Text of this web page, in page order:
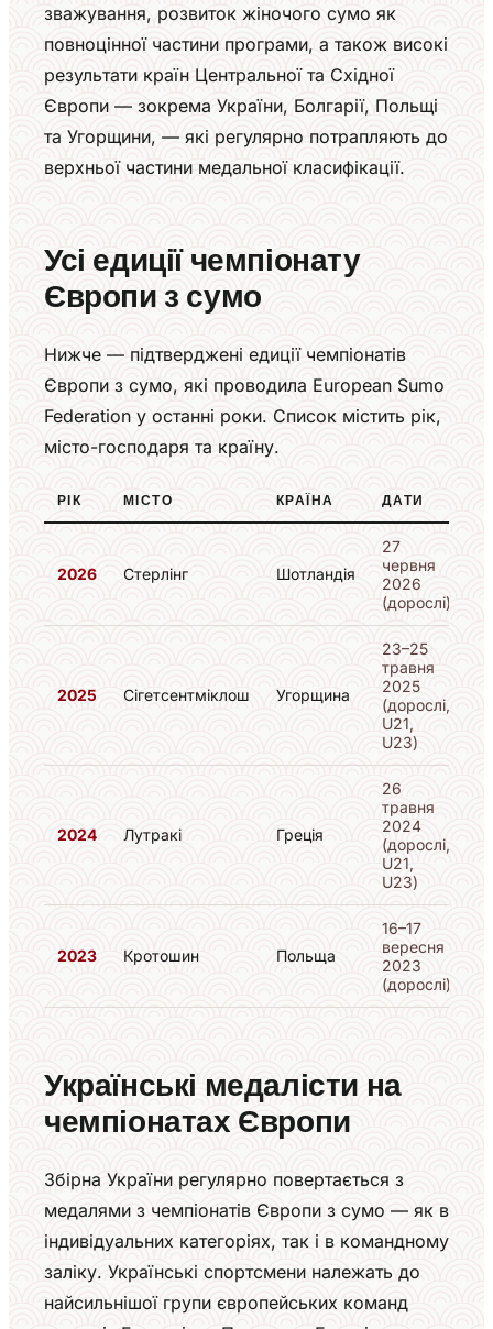
зважування, розвиток жіночого сумо як
повноцінної частини програми, а також високі
результати країн Центральної та Східної
Європи — зокрема України, Болгарії, Польщі
та Угорщини, — які регулярно потрапляють до
верхньої частини медальної класифікації.
Усі едиції чемпіонату
Європи з сумо
Нижче — підтверджені едиції чемпіонатів
Європи з сумо, які проводила European Sumo
Federation у останні роки. Список містить рік,
місто-господаря та країну.
РІК МІСТО КРАЇНА ДАТИ
2026 Стерлінг Шотландія
27
червня
2026
(дорослі)
2025 Сігетсентміклош Угорщина
23–25
травня
2025
(дорослі,
U21,
U23)
2024 Лутракі Греція
26
травня
2024
(дорослі,
U21,
U23)
2023 Кротошин Польща
16–17
вересня
2023
(дорослі)
Українські медалісти на
чемпіонатах Європи
Збірна України регулярно повертається з
медалями з чемпіонатів Європи з сумо — як в
індивідуальних категоріях, так і в командному
заліку. Українські спортсмени належать до
найсильнішої групи європейських команд